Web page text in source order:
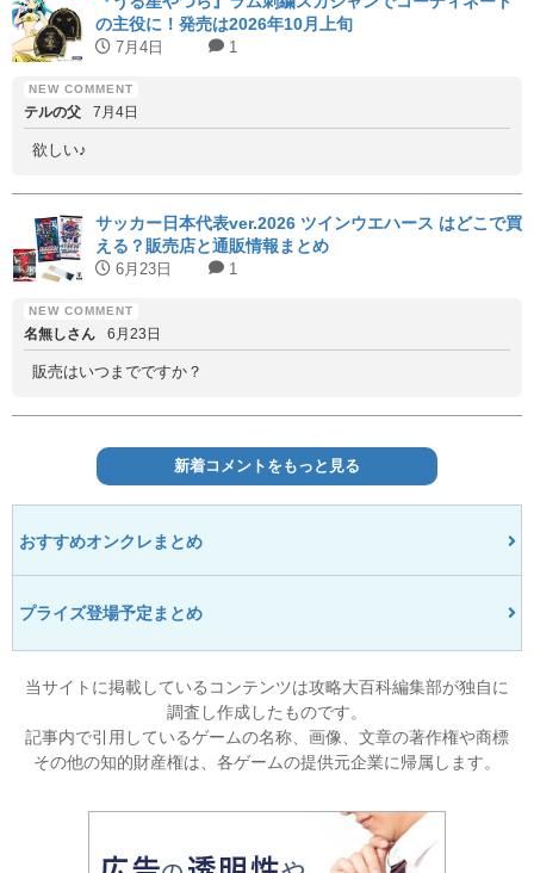
の主役に！発売は2026年10月上旬
7月4日 1
テルの父 7月4日
欲しい♪
サッカー日本代表ver.2026 ツインウエハース はどこで買
える？販売店と通販情報まとめ
6月23日 1
名無しさん 6月23日
販売はいつまでですか？
新着コメントをもっと見る
おすすめオンクレまとめ
プライズ登場予定まとめ
当サイトに掲載しているコンテンツは攻略大百科編集部が独自に
調査し作成したものです。
記事内で引用しているゲームの名称、画像、文章の著作権や商標
その他の知的財産権は、各ゲームの提供元企業に帰属します。